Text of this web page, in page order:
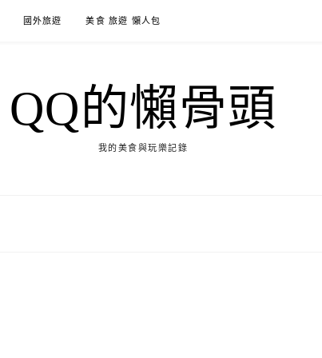
國外旅遊 美食 旅遊 懶人包
QQ的懶骨頭
我的美食與玩樂記錄